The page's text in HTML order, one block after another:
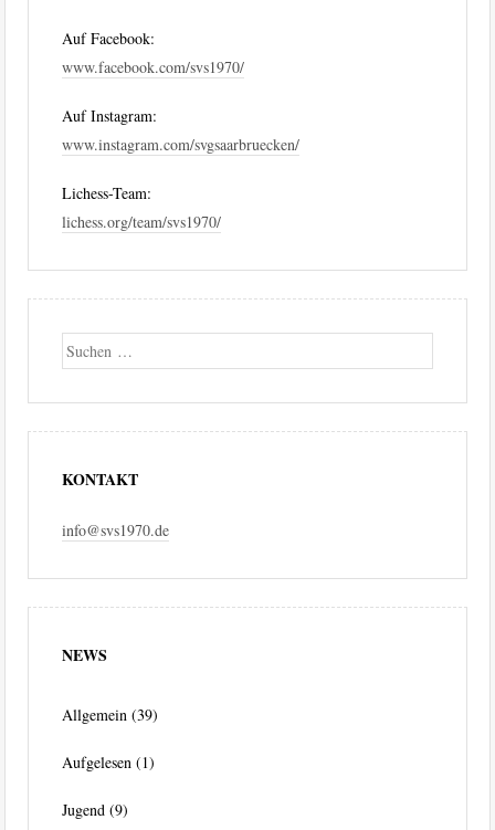
Auf Facebook:
www.facebook.com/svs1970/
Auf Instagram:
www.instagram.com/svgsaarbruecken/
Lichess-Team:
lichess.org/team/svs1970/
Suche
KONTAKT
info@svs1970.de
NEWS
Allgemein (39)
Aufgelesen (1)
Jugend (9)